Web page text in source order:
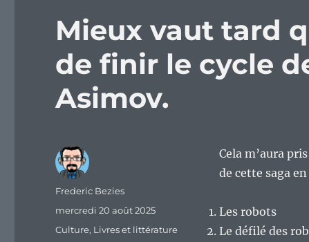
Mieux vaut tard
de finir le cycle
Asimov.
Cela m’aura
de cette saga
Les robots
Le défilé des
Auteur
Frederic Bezies
Publié
mercredi 20 août 2025
Catégories
Culture, Livres et littérature